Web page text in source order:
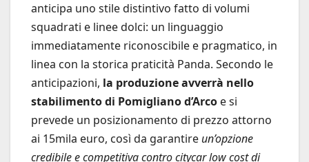
anticipa uno stile distintivo fatto di volumi
squadrati e linee dolci: un linguaggio
immediatamente riconoscibile e pragmatico, in
linea con la storica praticità Panda. Secondo le
anticipazioni, la produzione avverrà nello
stabilimento di Pomigliano d’Arco e si
prevede un posizionamento di prezzo attorno
ai 15mila euro, così da garantire un’opzione
credibile e competitiva contro citycar low cost di